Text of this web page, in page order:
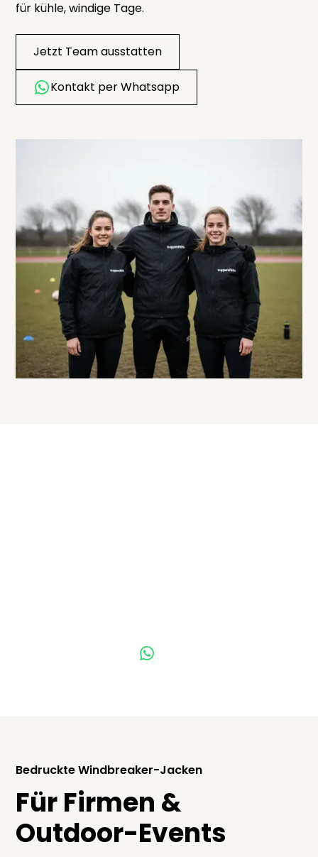
für kühle, windige Tage.
Jetzt Team ausstatten
Kontakt per Whatsapp
Bedruckte Windbreaker-Jacken
Für Firmen &
Outdoor-Events